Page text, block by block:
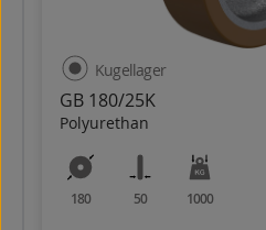
GB 180/25K
Polyurethan
Kugellager
180 50 1000